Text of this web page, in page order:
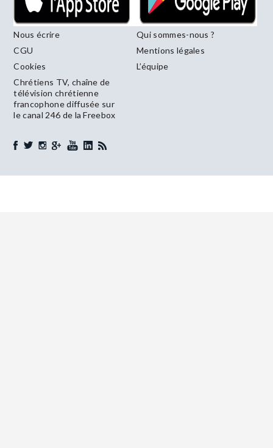
Nous écrire
Qui sommes-nous ?
CGU
Mentions légales
Cookies
L’équipe
Chrétiens TV, chaîne de
télévision chrétienne
francophone diffusée sur
le canal 246 de la Freebox